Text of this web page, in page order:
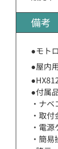
備考
●モト
●屋内
●付属
・ナ
・取
・電
・簡